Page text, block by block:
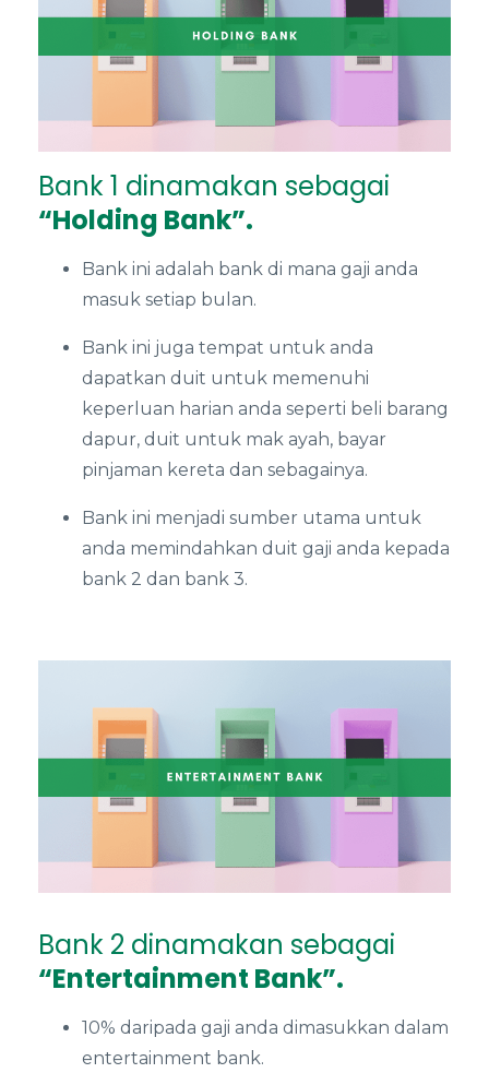
Bank 1 dinamakan sebagai
“Holding Bank”.
Bank ini adalah bank di mana gaji anda
masuk setiap bulan.
Bank ini juga tempat untuk anda
dapatkan duit untuk memenuhi
keperluan harian anda seperti beli barang
dapur, duit untuk mak ayah, bayar
pinjaman kereta dan sebagainya.
Bank ini menjadi sumber utama untuk
anda memindahkan duit gaji anda kepada
bank 2 dan bank 3.
Bank 2 dinamakan sebagai
“Entertainment Bank”.
10% daripada gaji anda dimasukkan dalam
entertainment bank.